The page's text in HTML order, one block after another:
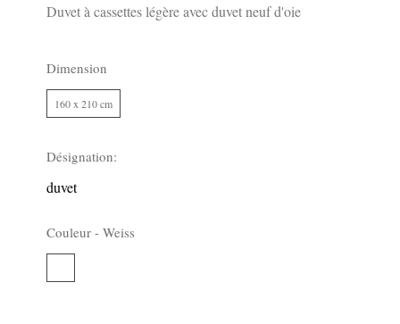
Duvet à cassettes légère avec duvet neuf d'oie
Dimension
160 x 210 cm
Désignation:
duvet
Couleur -Weiss